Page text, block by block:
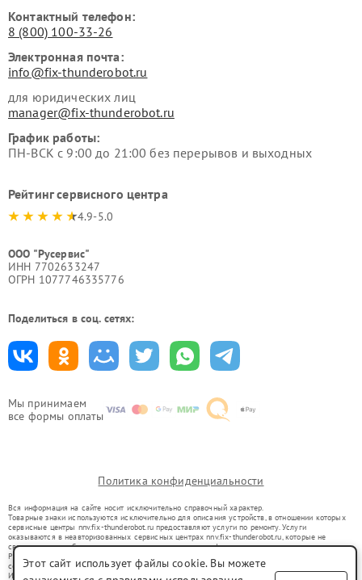
Мы принимаем
все формы оплаты
Контактный телефон:
8 (800) 100-33-26
Электронная почта:
info@fix-thunderobot.ru
для юридических лиц
manager@fix-thunderobot.ru
График работы:
ПН-ВСК с 9:00 до 21:00 без перерывов и выходных
Рейтинг сервисного центра
4.9-5.0
ООО "Русервис"
ИНН 7702633247
ОГРН 1077746335776
Поделиться в соц. сетях:
Политика конфиденциальности
Вся информация на сайте носит исключительно справочный характер.
Товарные знаки используются исключительно для описания устройств, в отношении которых
сервисные центры nnv.fix-thunderobot.ru предоставляют услуги по ремонту. Услуги
оказываются в неавторизованных сервисных центрах nnv.fix-thunderobot.ru, которые не
связаны с правообладателями товарных знаков или их официальными представителями.
Ремонт осуществляется для устройств, уже введенных в гражданский оборот в соответствии
со статьей 1487 ГК РФ.
Использование товарных знаков не преследует цели индивидуализации услуг или введения
Этот сайт использует файлы cookie. Вы можете